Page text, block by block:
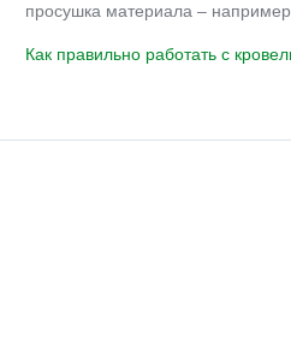
просушка материала – например,
Как правильно работать с